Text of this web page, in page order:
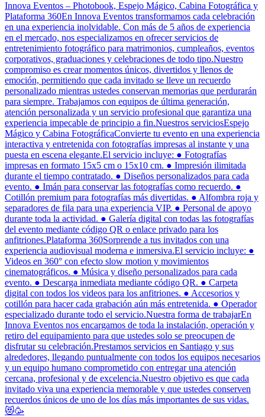
Innova Eventos – Photobook, Espejo Mágico, Cabina Fotográfica y
Plataforma 360En Innova Eventos transformamos cada celebración
en una experiencia inolvidable. Con más de 5 años de experiencia
en el mercado, nos especializamos en ofrecer servicios de
entretenimiento fotográfico para matrimonios, cumpleaños, eventos
corporativos, graduaciones y celebraciones de todo tipo.Nuestro
compromiso es crear momentos únicos, divertidos y llenos de
emoción, permitiendo que cada invitado se lleve un recuerdo
personalizado mientras ustedes conservan memorias que perdurarán
para siempre. Trabajamos con equipos de última generación,
atención personalizada y un servicio profesional que garantiza una
experiencia impecable de principio a fin.Nuestros serviciosEspejo
Mágico y Cabina FotográficaConvierte tu evento en una experiencia
interactiva y entretenida con fotografías impresas al instante y una
puesta en escena elegante.El servicio incluye: ● Fotografías
impresas en formato 15x5 cm o 15x10 cm. ● Impresión ilimitada
durante el tiempo contratado. ● Diseños personalizados para cada
evento. ● Imán para conservar las fotografías como recuerdo. ●
Cotillón premium para fotografías más divertidas. ● Alfombra roja y
separadores de fila para una experiencia VIP. ● Personal de apoyo
durante toda la actividad. ● Galería digital con todas las fotografías
del evento mediante código QR o enlace privado para los
anfitriones.Plataforma 360Sorprende a tus invitados con una
experiencia audiovisual moderna e inmersiva.El servicio incluye: ●
Videos en 360° con efecto slow motion y movimientos
cinematográficos. ● Música y diseño personalizados para cada
evento. ● Descarga inmediata mediante código QR. ● Carpeta
digital con todos los videos para los anfitriones. ● Accesorios y
cotillón para hacer cada grabación aún más entretenida. ● Operador
especializado durante todo el servicio.Nuestra forma de trabajarEn
Innova Eventos nos encargamos de toda la instalación, operación y
retiro del equipamiento para que ustedes solo se preocupen de
disfrutar su celebración.Prestamos servicios en Santiago y sus
alrededores, llegando puntualmente con todos los equipos necesarios
y un equipo humano comprometido con entregar una atención
cercana, profesional y de excelencia.Nuestro objetivo es que cada
invitado viva una experiencia memorable y que ustedes conserven
recuerdos únicos de uno de los días más importantes de sus vidas.
😻🥳